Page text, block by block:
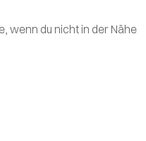
wenn du nicht in der Nähe